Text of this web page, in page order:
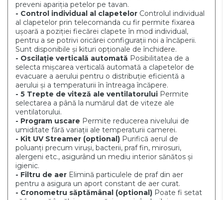
preveni apariția petelor pe tavan.
- Control individual al clapetelor Controlul individual
al clapetelor prin telecomanda cu fir permite fixarea
ușoară a poziției fiecărei clapete în mod individual,
pentru a se potrivi oricărei configurații noi a încăperii.
Sunt disponibile și kituri opționale de închidere.
- Oscilație verticală automată Posibilitatea de a
selecta mișcarea verticală automată a clapetelor de
evacuare a aerului pentru o distribuție eficientă a
aerului și a temperaturii în întreaga încăpere.
- 5 Trepte de viteză ale ventilatorului Permite
selectarea a până la numărul dat de viteze ale
ventilatorului.
- Program uscare Permite reducerea nivelului de
umiditate fără variații ale temperaturii camerei.
- Kit UV Streamer (optional) Purifică aerul de
poluanți precum viruși, bacterii, praf fin, mirosuri,
alergeni etc., asigurând un mediu interior sănătos și
igienic.
- Filtru de aer Elimină particulele de praf din aer
pentru a asigura un aport constant de aer curat.
- Cronometru săptămânal (optional) Poate fi setat